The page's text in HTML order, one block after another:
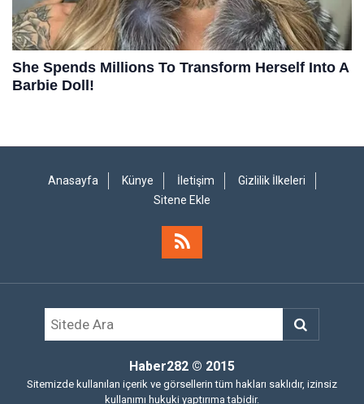
Anasayfa Künye İletişim
Gizlilik İlkeleri
Sitene Ekle
Haber282 © 2015
Sitemizde kullanılan içerik ve görsellerin tüm hakları saklıdır, izinsiz
kullanımı hukuki yaptırıma tabidir.